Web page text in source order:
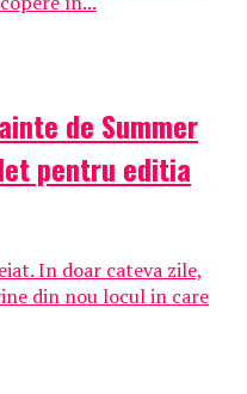
de Summer
pentru editia
In doar cateva zile,
din nou locul in care